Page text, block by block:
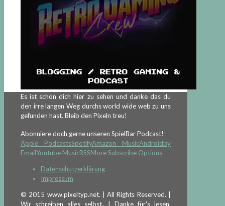
Es ist schön dich hier zu sehen und danke das du
den irre langen Weg durchs world wide web zu uns
gefunden hast. Bleib den Pixeln treu!
Abonniere doch gerne unseren SpielBar Podcast!
Apple PodcastsSpotifyAmazon MusicAndroidby
EmailYoutube MusicRSSMore Subscribe Options
Datenschutzerklärung
Impressum
© 2015 www.pixeltyp.net. | All Rights Reserved. |
Wir schreiben alles selbst. | Danke für's lesen,